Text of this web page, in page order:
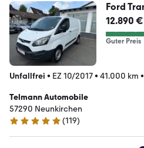
Ford
12.890 €
Guter Preis
Unfallfrei • EZ 10/2017• 41.000 km •
Telmann Automobile
57290 Neunkirchen
5 Sterne
(119)